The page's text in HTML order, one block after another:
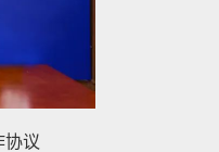
协议